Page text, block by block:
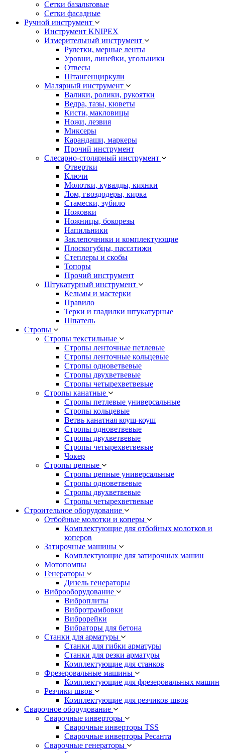
Сетки базальтовые
Сетки фасадные
Ручной инструмент
Инструмент KNIPEX
Измерительный инструмент
Рулетки, мерные ленты
Уровни, линейки, угольники
Отвесы
Штангенциркули
Малярный инструмент
Валики, ролики, рукоятки
Ведра, тазы, кюветы
Кисти, макловицы
Ножи, лезвия
Миксеры
Карандаши, маркеры
Прочий инструмент
Слесарно-столярный инструмент
Отвертки
Ключи
Молотки, кувалды, киянки
Лом, гвоздодеры, кирка
Стамески, зубило
Ножовки
Ножницы, бокорезы
Напильники
Заклепочники и комплектующие
Плоскогубцы, пассатижи
Степлеры и скобы
Топоры
Прочий инструмент
Штукатурный инструмент
Кельмы и мастерки
Правило
Терки и гладилки штукатурные
Шпатель
Стропы
Стропы текстильные
Стропы ленточные петлевые
Стропы ленточные кольцевые
Стропы одноветвевые
Стропы двухветвевые
Стропы четырехветвевые
Стропы канатные
Стропы петлевые универсальные
Стропы кольцевые
Ветвь канатная коуш-коуш
Стропы одноветвевые
Стропы двухветвевые
Стропы четырехветвевые
Чокер
Стропы цепные
Стропы цепные универсальные
Стропы одноветвевые
Стропы двухветвевые
Стропы четырехветвевые
Строительное оборудование
Отбойные молотки и коперы
Комплектующие для отбойных молотков и
коперов
Затирочные машины
Комплектующие для затирочных машин
Мотопомпы
Генераторы
Дизель генераторы
Виброоборудование
Виброплиты
Вибротрамбовки
Виброрейки
Вибраторы для бетона
Станки для арматуры
Станки для гибки арматуры
Станки для резки арматуры
Комплектующие для станков
Фрезеровальные машины
Комплектующие для фрезеровальных машин
Резчики швов
Комплектующие для резчиков швов
Сварочное оборудование
Сварочные инверторы
Сварочные инверторы TSS
Сварочные инверторы Ресанта
Сварочные генераторы